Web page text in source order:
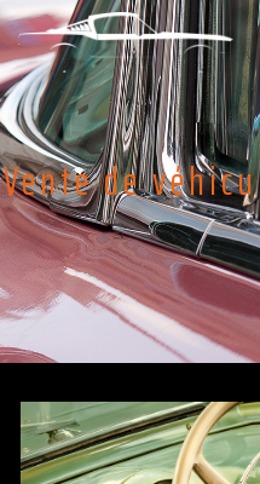
Panneau de gestion des
Vente de